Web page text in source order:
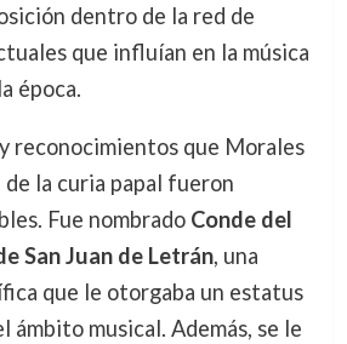
dentro de la red de
que influían en la música
época.
reconocimientos que Morales
la curia papal fueron
Fue nombrado Conde del
San Juan de Letrán, una
que le otorgaba un estatus
ámbito musical. Además, se le